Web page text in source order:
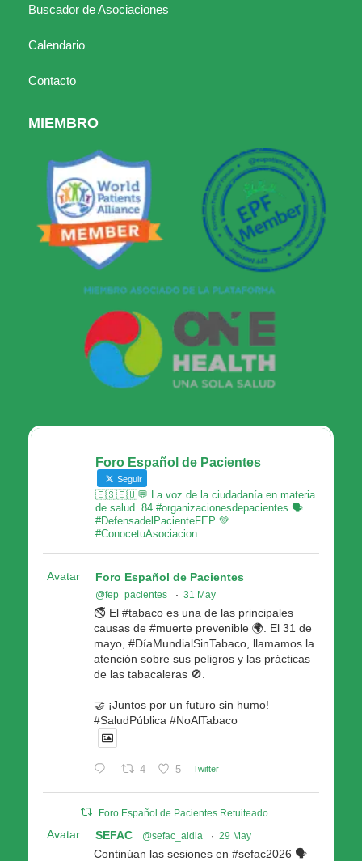
Buscador de Asociaciones
Calendario
Contacto
MIEMBRO
Foro Español de Pacientes
Seguir
🇪🇸🇪🇺💬 La voz de la ciudadanía en materia
de salud. 84 #organizacionesdepacientes 🗣
#DefensadelPacienteFEP 💚
#ConocetuAsociacion
Avatar Foro Español de Pacientes
@fep_pacientes · 31 May
🚭 El #tabaco es una de las principales
causas de #muerte prevenible 🌍. El 31 de
mayo, #DíaMundialSinTabaco, llamamos la
atención sobre sus peligros y las prácticas
de las tabacaleras 🚫.
🤝 ¡Juntos por un futuro sin humo!
#SaludPública #NoAlTabaco
4 5 Twitter
Foro Español de Pacientes Retuiteado
Avatar SEFAC @sefac_aldia · 29 May
Continúan las sesiones en #sefac2026 🗣️